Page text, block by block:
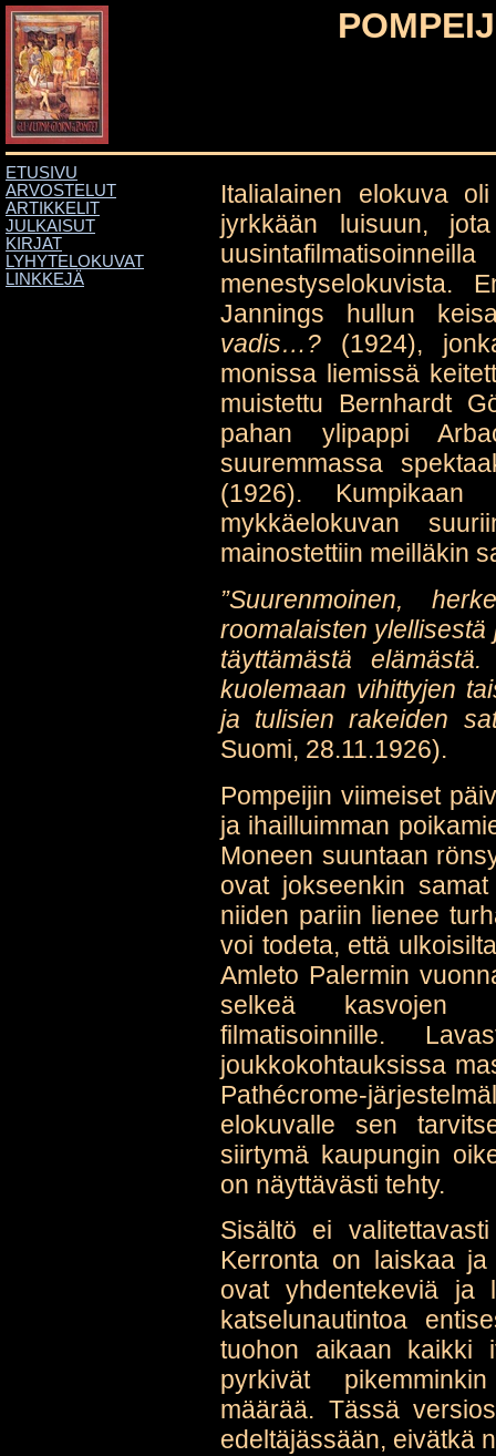
ETUSIVU
ARVOSTELUT
ARTIKKELIT
JULKAISUT
KIRJAT
LYHYTELOKUVAT
LINKKEJÄ
Italialainen elokuva
jyrkkään luisuun,
menestyselokuvista.
Jannings hullun
vadis…? (1924),
monissa liemissä
muistettu Bernhardt
pahan ylipappi
suuremmassa
(1926).
mykkäelokuvan
mainostettiin meilläkin
”Suurenmoinen,
roomalaisten
täyttämästä
kuolemaan vihittyjen
ja tulisien rakeiden
Suomi, 28.11.1926).
Pompeijin viimeiset
ja ihailluimman
Moneen suuntaan
ovat jokseenkin
niiden pariin lienee
voi todeta, että
Amleto Palermin
selkeä kasvojen
filmatisoinnille.
joukkokohtauksissa
Pathécrome-
elokuvalle sen
siirtymä kaupungin
on näyttävästi tehty.
Sisältö ei
Kerronta on laiskaa ja
ovat yhdentekeviä ja
katselunautintoa
tuohon aikaan kaikki
pyrkivät
määrää. Tässä
edeltäjässään, eivätkä